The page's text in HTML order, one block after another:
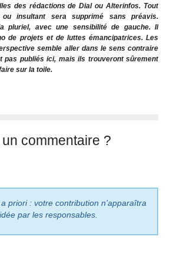
des rédactions de Dial ou Alterinfos. Tout
ou insultant sera supprimé sans préavis.
pluriel, avec une sensibilité de gauche. Il
de projets et de luttes émancipatrices. Les
semble aller dans le sens contraire
pas publiés ici, mais ils trouveront sûrement
sur la toile.
commentaire ?
priori : votre contribution n’apparaîtra
par les responsables.